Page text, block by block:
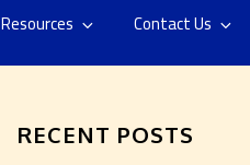
Resources Contact Us
RECENT POSTS